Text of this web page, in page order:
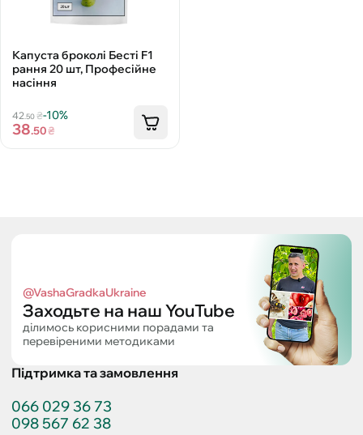
Капуста броколі Бесті F1
рання 20 шт, Професійне
насіння
42.50₴-10%
38.50₴
@VashaGradkaUkraine
Заходьте на наш YouTube
ділимось корисними порадами та
перевіреними методиками
Підтримка та замовлення
066 029 36 73
098 567 62 38